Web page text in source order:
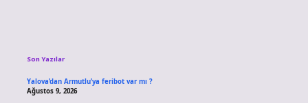
Son Yazılar
Yalova’dan Armutlu’ya feribot var mı ?
Ağustos 9, 2026